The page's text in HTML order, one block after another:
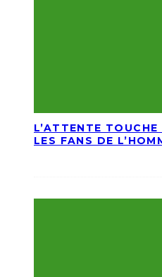
L’ATTENTE
LES FANS DE